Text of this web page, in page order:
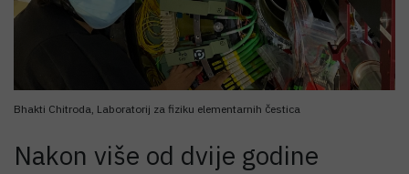
Bhakti Chitroda, Laboratorij za fiziku elementarnih čestica
Nakon više od dvije godine